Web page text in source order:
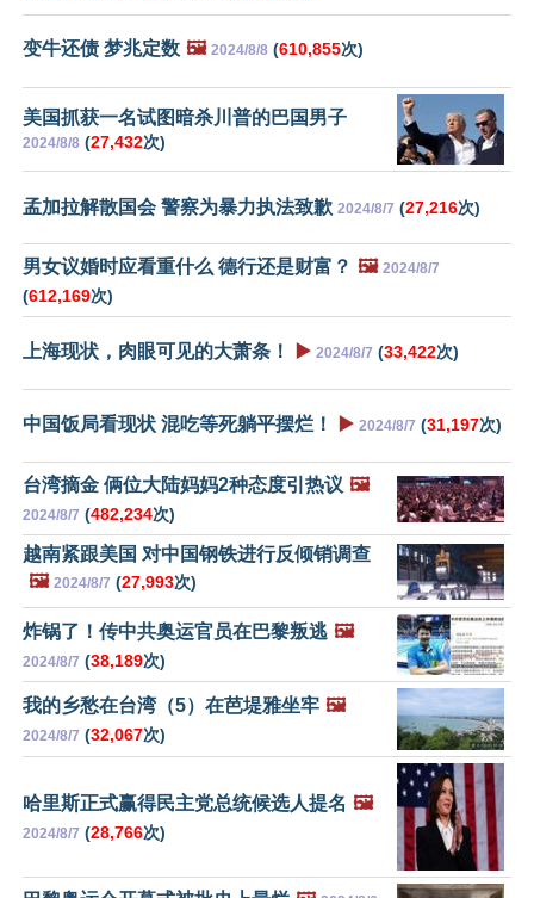
变牛还债 梦兆定数 🖼️ 2024/8/8 (610,855次)
美国抓获一名试图暗杀川普的巴国男子
2024/8/8 (27,432次)
孟加拉解散国会 警察为暴力执法致歉 2024/8/7 (27,216次)
男女议婚时应看重什么 德行还是财富？ 🖼️ 2024/8/7
(612,169次)
上海现状，肉眼可见的大萧条！ ▶️ 2024/8/7 (33,422次)
中国饭局看现状 混吃等死躺平摆烂！ ▶️ 2024/8/7 (31,197次)
台湾摘金 俩位大陆妈妈2种态度引热议 🖼️
2024/8/7 (482,234次)
越南紧跟美国 对中国钢铁进行反倾销调查
🖼️ 2024/8/7 (27,993次)
炸锅了！传中共奥运官员在巴黎叛逃 🖼️
2024/8/7 (38,189次)
我的乡愁在台湾（5）在芭堤雅坐牢 🖼️
2024/8/7 (32,067次)
哈里斯正式赢得民主党总统候选人提名 🖼️
2024/8/7 (28,766次)